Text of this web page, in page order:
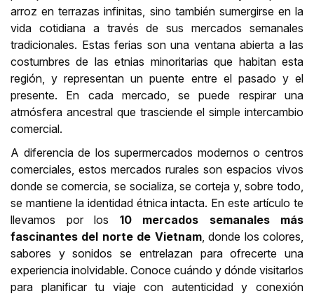
arroz en terrazas infinitas, sino también sumergirse en la
vida cotidiana a través de sus mercados semanales
tradicionales. Estas ferias son una ventana abierta a las
costumbres de las etnias minoritarias que habitan esta
región, y representan un puente entre el pasado y el
presente. En cada mercado, se puede respirar una
atmósfera ancestral que trasciende el simple intercambio
comercial.
A diferencia de los supermercados modernos o centros
comerciales, estos mercados rurales son espacios vivos
donde se comercia, se socializa, se corteja y, sobre todo,
se mantiene la identidad étnica intacta. En este artículo te
llevamos por los 10 mercados semanales más
fascinantes del norte de Vietnam, donde los colores,
sabores y sonidos se entrelazan para ofrecerte una
experiencia inolvidable. Conoce cuándo y dónde visitarlos
para planificar tu viaje con autenticidad y conexión